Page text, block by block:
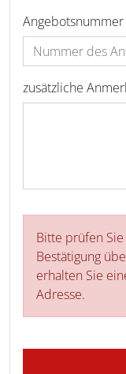
Angebotsnummer
zusätzliche
Bitte prüfen
Bestätigung
erhalten Sie
Adresse.